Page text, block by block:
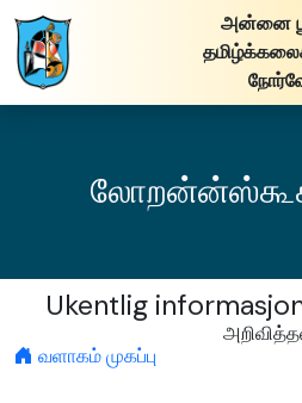
அன்னை
Ukentlig
வளாகம் முகப்பு